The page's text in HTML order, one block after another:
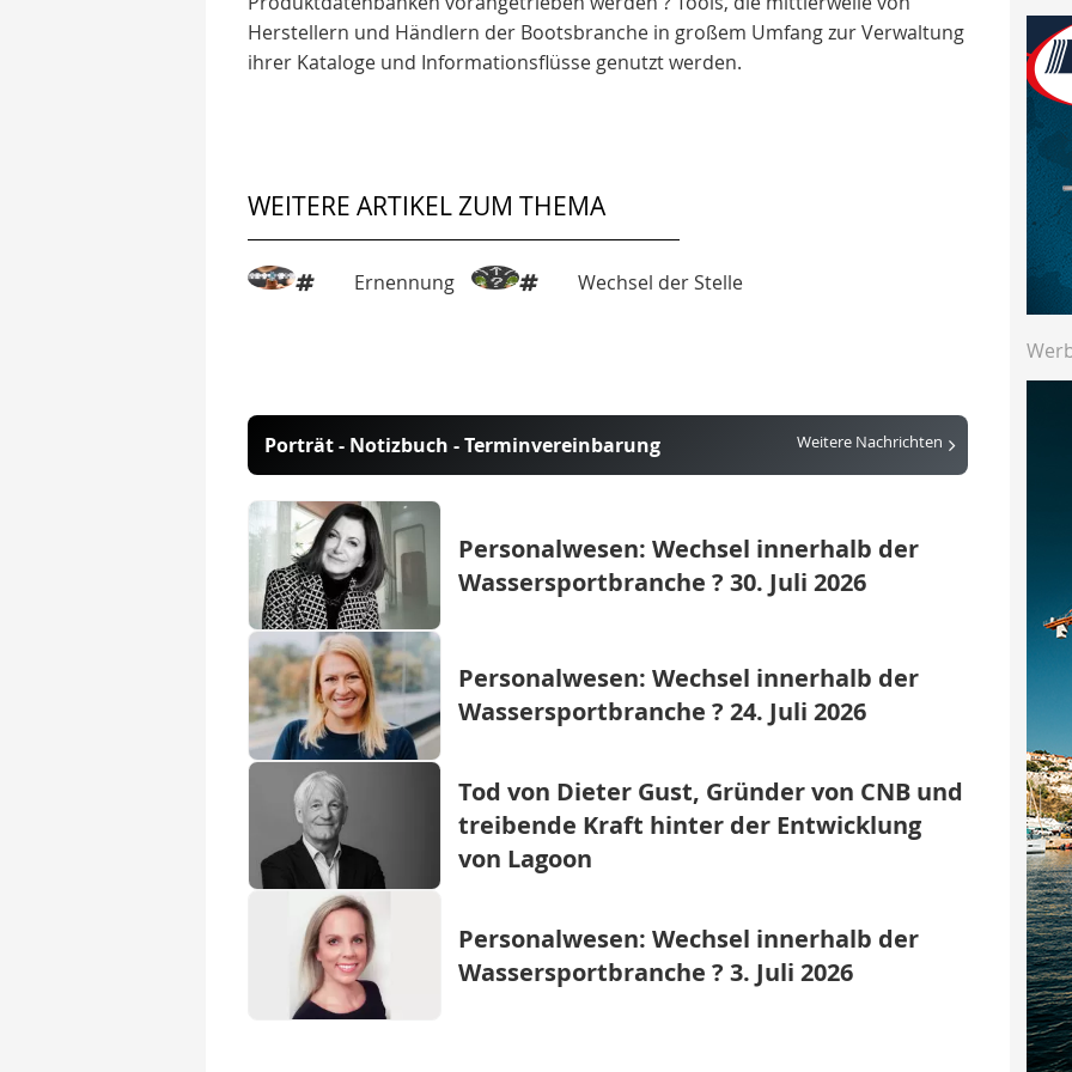
Herstellern und Händlern der Bootsbranche in großem Umfang zur Verwaltung
ihrer Kataloge und Informationsflüsse genutzt werden.
WEITERE ARTIKEL ZUM THEMA
Ernennung Wechsel der Stelle
Porträt - Notizbuch - Terminvereinbarung Weitere Nachrichten
Personalwesen: Wechsel innerhalb der
Wassersportbranche ? 30. Juli 2026
Personalwesen: Wechsel innerhalb der
Wassersportbranche ? 24. Juli 2026
Tod von Dieter Gust, Gründer von CNB und
treibende Kraft hinter der Entwicklung
von Lagoon
Personalwesen: Wechsel innerhalb der
Wassersportbranche ? 3. Juli 2026